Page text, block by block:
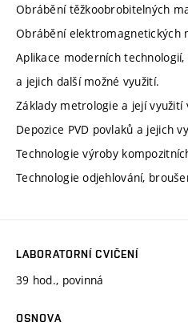
Obrábění těžkoobrobitelných
Obrábění elektromagnetických
Aplikace moderních
a jejich další možné využití.
Základy metrologie a její využití
Depozice PVD povlaků a jejich
Technologie výroby
Technologie odjehlování,
LABORATORNÍ CVIČENÍ
39 hod., povinná
OSNOVA